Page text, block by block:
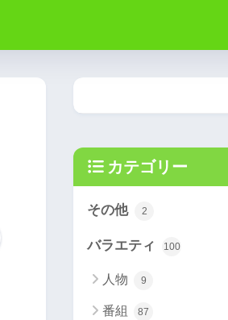
カテゴリー
その他 2
バラエティ 100
人物 9
番組 87